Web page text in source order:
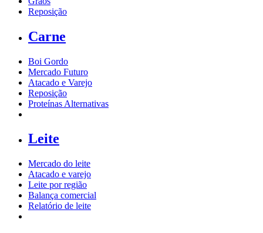
Reposição
Carne
Boi Gordo
Mercado Futuro
Atacado e Varejo
Reposição
Proteínas Alternativas
Leite
Mercado do leite
Atacado e varejo
Leite por região
Balança comercial
Relatório de leite